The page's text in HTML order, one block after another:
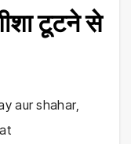
टूटने से
aur shahar,